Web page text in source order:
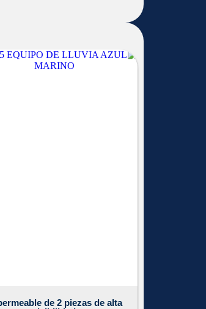
de 2 piezas de alta